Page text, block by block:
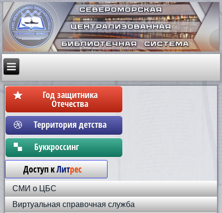
Год защитника
Отечества
Территория детства
Бyккpoccинг
Доступ кЛитрес
СМИ о ЦБС
Виртуальная справочная служба